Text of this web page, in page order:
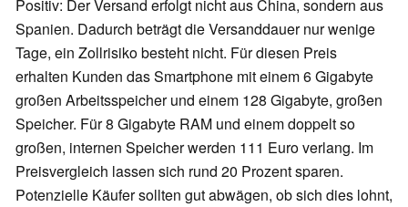
Positiv: Der Versand erfolgt nicht aus China, sondern aus
Spanien. Dadurch beträgt die Versanddauer nur wenige
Tage, ein Zollrisiko besteht nicht. Für diesen Preis
erhalten Kunden das Smartphone mit einem 6 Gigabyte
großen Arbeitsspeicher und einem 128 Gigabyte, großen
Speicher. Für 8 Gigabyte RAM und einem doppelt so
großen, internen Speicher werden 111 Euro verlang. Im
Preisvergleich lassen sich rund 20 Prozent sparen.
Potenzielle Käufer sollten gut abwägen, ob sich dies lohnt,